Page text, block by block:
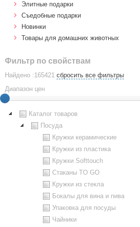
Элитные подарки
Cъедобные подарки
Новинки
Товары для домашних животных
Фильтр по свойствам
Найдено :165421 сбросить все фильтры
Диапазон цен
Каталог товаров
Посуда
Кружки керамические
Кружки из пластика
Кружки Softtouch
Стаканы TO GO
Кружки из стекла
Бокалы для вина и пива
Упаковка для посуды
Чайники